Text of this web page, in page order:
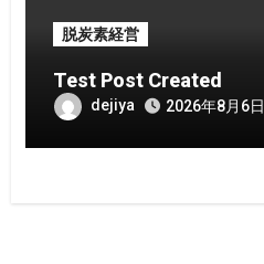
脱炭素経営
Test Post Created
dejiya 2026年8月6日